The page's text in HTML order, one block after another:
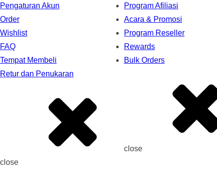
Pengaturan Akun
Order
Wishlist
FAQ
Tempat Membeli
Retur dan Penukaran
close
Program Afiliasi
Acara & Promosi
Program Reseller
Rewards
Bulk Orders
close